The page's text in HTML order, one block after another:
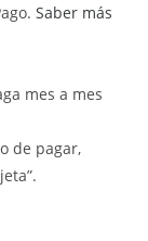
Saber más
mes a mes
de pagar,